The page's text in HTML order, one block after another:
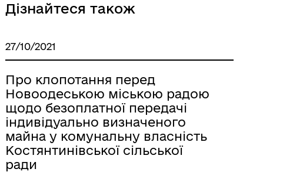
Дізнайтеся також
27/10/2021
Про клопотання перед
Новоодеською міською радою
щодо безоплатної передачі
індивідуально визначеного
майна у комунальну власність
Костянтинівської сільської
ради